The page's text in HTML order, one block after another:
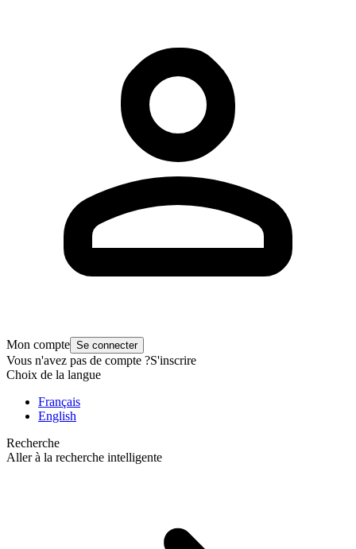
Mon compte Se connecter
Vous n'avez pas de compte ?S'inscrire
Choix de la langue
Français
English
Recherche
Aller à la recherche intelligente